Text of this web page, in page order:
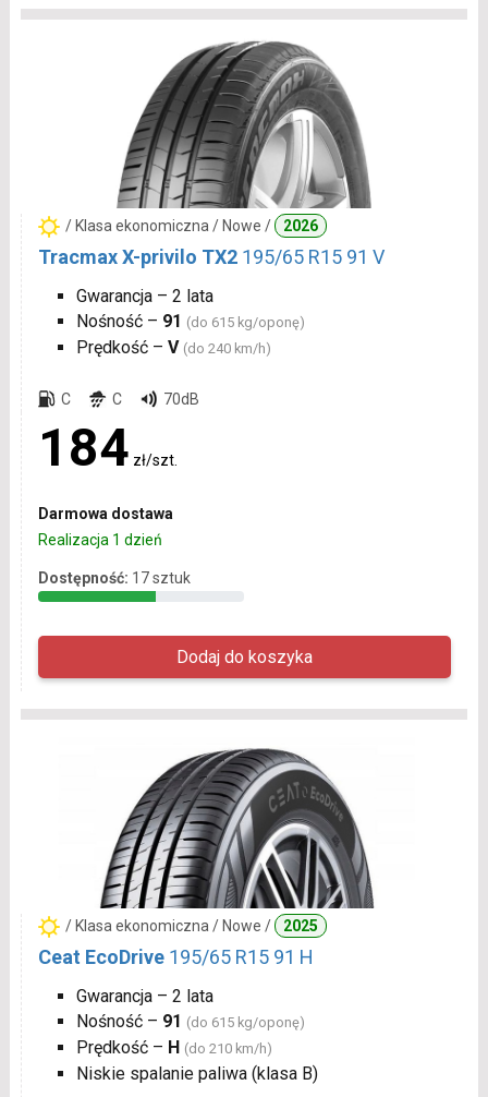
/ Klasa ekonomiczna / Nowe / 2026
Tracmax X-privilo TX2 195/65 R15 91 V
Gwarancja – 2 lata
Nośność – 91 (do 615 kg/oponę)
Prędkość – V (do 240 km/h)
C C 70dB
184 zł/szt.
Darmowa dostawa
Realizacja 1 dzień
Dostępność: 17 sztuk
/ Klasa ekonomiczna / Nowe / 2025
Ceat EcoDrive 195/65 R15 91 H
Gwarancja – 2 lata
Nośność – 91 (do 615 kg/oponę)
Prędkość – H (do 210 km/h)
Niskie spalanie paliwa (klasa B)